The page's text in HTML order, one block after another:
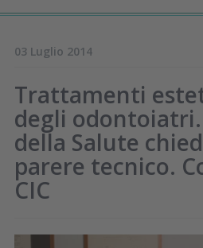
03 Luglio 2014
Trattamenti
degli
della Salute
parere tecnico.
CIC